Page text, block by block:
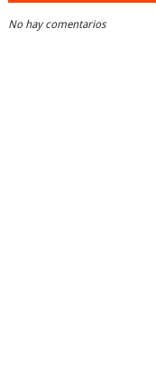
No hay comentarios